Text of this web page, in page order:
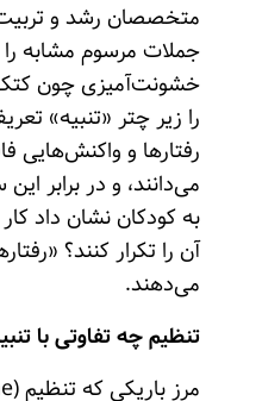
متخصصان رشد و
جملات مرسوم مشابه را
خشونت‌آمیزی چون
را زیر چتر «تنبیه»
رفتارها و واکنش‌هایی
می‌دانند، و در برابر
به کودکان نشان داد
آن را تکرار کنند؟
می‌دهند.
تنظیم چه تفاوتی با